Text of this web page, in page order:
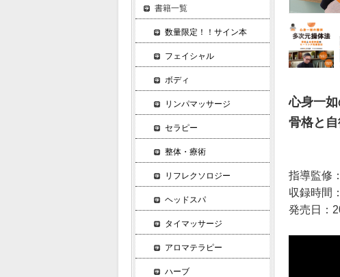
心身一
骨格と
指導監修
収録時間
発売日：
書籍一覧
数量限定！！サイン本
フェイシャル
ボディ
リンパマッサージ
セラピー
整体・療術
リフレクソロジー
ヘッドスパ
タイマッサージ
アロマテラピー
ハーブ